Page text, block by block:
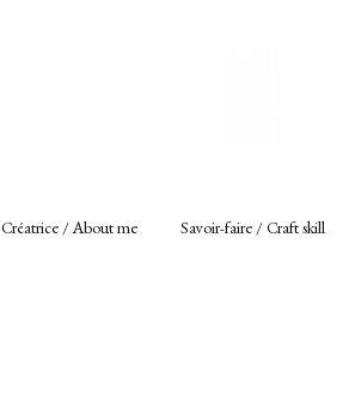
Créatrice / About me Savoir-faire / Craft skill